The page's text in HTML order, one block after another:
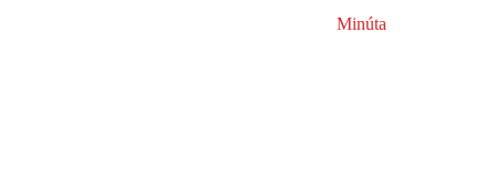
Minúta